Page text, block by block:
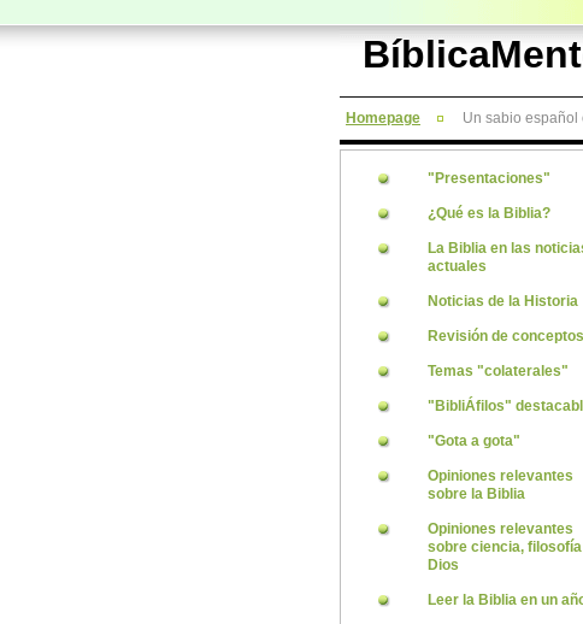
Homepage Un sabio español
"Presentaciones"
¿Qué es la Biblia?
La Biblia en las
actuales
Noticias de la Historia
Revisión de conceptos
Temas "colaterales"
"BibliÁfilos"
"Gota a gota"
Opiniones relevantes
sobre la Biblia
Opiniones relevantes
sobre ciencia,
Dios
Leer la Biblia en un